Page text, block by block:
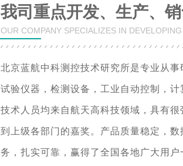
我司重点开发、生产、
OUR COMPANY SPECIALIZES IN
北京蓝航中科测控技术研究所是专业从
试验仪器，检测设备，工业自动控制，
技术人员均来自航天高科技领域，具有
到上级各部门的嘉奖。产品质量稳定，
务，扎实可靠，赢得了全国各地广大用